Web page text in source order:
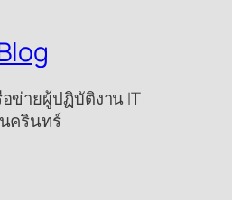
ข่ายผู้ปฏิบัติงาน IT
ครินทร์